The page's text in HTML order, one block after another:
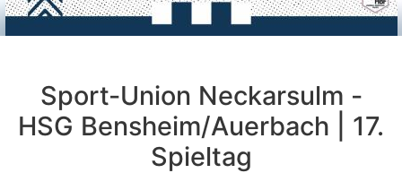
Sport-Union Neckarsulm -
HSG Bensheim/Auerbach | 17.
Spieltag